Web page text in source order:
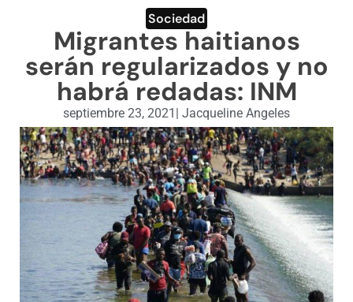
ENGLISH SECTION
VIDEOS
Sociedad
Migrantes haitianos
serán regularizados y no
habrá redadas: INM
septiembre 23, 2021 | Jacqueline Angeles